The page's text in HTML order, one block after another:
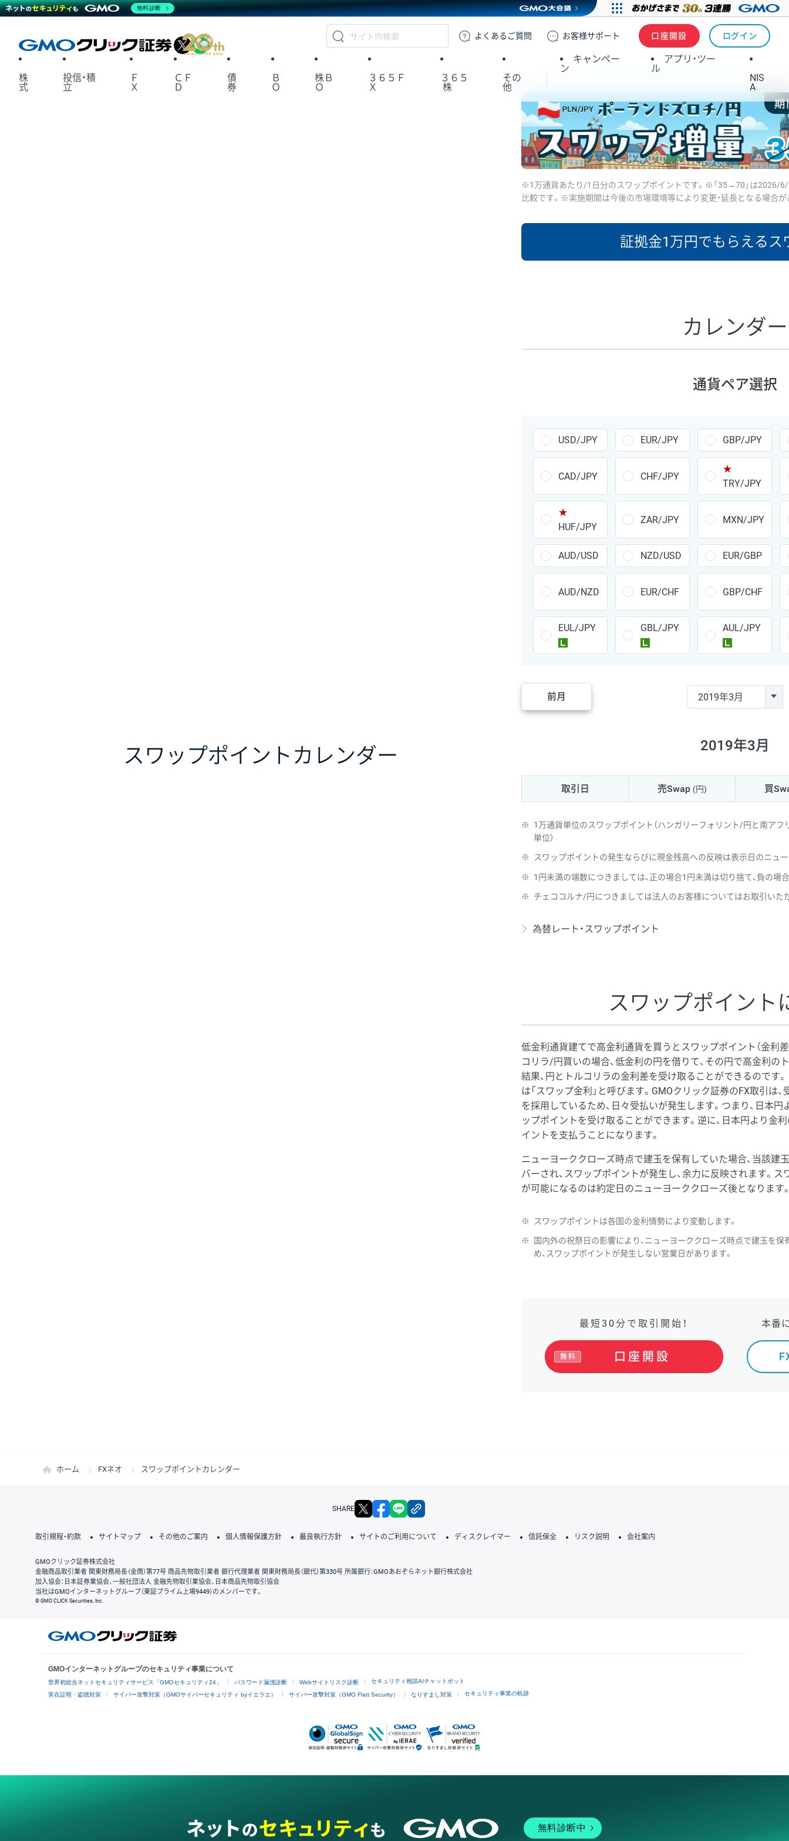
GMOクリック証券
よくある ご質問 お客様サポート 口座開設 ログイン
X
株
式
投信・積
立
Ｆ
Ｘ
ＣＦ
Ｄ
債
券
Ｂ
Ｏ
株Ｂ
Ｏ
３６５Ｆ
Ｘ
３６５
株
その
他
キャンペー
ン
アプリ・ツー
ル
NIS
A
スワップポイント カレンダー
※1万通貨あたり/1日分のスワップポイントです。※「35→70」は2026/6/
比較です。※実施期間は今後の市場環境等により変更・延長となる場合が
証拠金1万円でもらえるス
あたりの
ポイント
GBP/JPY 170円
AUD/JPY 106円
NZD/JPY 28円
CAD/JPY 38円
CHF/JPY 34円
PLN/JPY 35円
HUF/JPY 16円
ZAR/JPY 130円
MXN/JPY 140円
AUD/USD
EUR/AUD 103円
160円
※ハンガリーフォリント/円と南アフリカランド/円とメキシコペソ/
カレンダー
通貨ペア選択
USD/JPY EUR/JPY GBP/JPY
CAD/JPY CHF/JPY
★
TRY/JPY
★
HUF/JPY
ZAR/JPY MXN/JPY
AUD/USD NZD/USD EUR/GBP
AUD/NZD EUR/CHF GBP/CHF
EUL/JPY
GBL/JPY
AUL/JPY
前月
2019年3月
取引日 売Swap (円) 買
※
1万通貨単位のスワップポイント（ハンガリーフォリント/円と南ア
単位）
※ スワップポイントの発生ならびに現金残高への反映は表示日のニュ
※ 1円未満の端数につきましては、正の場合1円未満は切り捨て、負の場
※ チェココルナ/円につきましては法人のお客様についてはお取引いた
為替レート・スワップポイント
スワップポイント
低金利通貨建てで高金利通貨を買うとスワップポイント（金利
コリラ/円買いの場合、低金利の円を借りて、その円で高金利の
結果、円とトルコリラの金利差を受け取ることができるのです
は「スワップ金利」と呼びます。GMOクリック証券のFX取引は
を採用しているため、日々受払いが発生します。つまり、日本
ップポイントを受け取ることができます。逆に、日本円より金
イントを支払うことになります。
ニューヨーククローズ時点で建玉を保有していた場合、当該建
バーされ、スワップポイントが発生し、余力に反映されます。
が可能になるのは約定日のニューヨーククローズ後となります
※ スワップポイントは各国の金利情勢により変動します。
※
国内外の祝祭日の影響により、ニューヨーククローズ時点で建玉を
め、スワップポイントが発生しない営業日があります。
最短30分で取引開始！
口座開設
無料
本番
ホーム FXネオ スワップポイントカレンダー
SHARE X facebook
取引規程・約款 サイトマップ その他のご案内 個人情報保護方針 最良執行方針 サイトのご利用について ディスクレイマー 信託保全 リスク説明 会社案内
GMOクリック証券株式会社
金融商品取引業者 関東財務局長（金商）第77号 商品先物取引業者 銀行代理業者 関東財務局長（銀代）第330号 所属銀行：GMOあおぞらネット銀行株式会社
加入協会：日本証券業協会、一般社団法人 金融先物取引業協会、日本商品先物取引協会
当社はGMOインターネットグループ（東証プライム上場9449）のメンバーです。
© GMO CLICK Securities, Inc.
GMOインターネットグループのセキュリティ事業について
世界初総合ネットセキュリティサービス「GMOセキュリティ24」 パスワード漏洩診断 Webサイトリスク診断 セキュリティ相談AIチャットボット
実在証明・盗聴対策 サイバー攻撃対策（GMOサイバーセキュリティ byイエラエ） サイバー攻撃対策（GMO Flatt Security） なりすまし対策 セキュリティ事業の軌跡
無料診断中
無料診断